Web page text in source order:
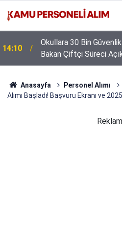
14:10
Okullara 30 Bin
Bakan Çiftçi Süreci
Çevrildi
Anasayfa Personel Alımı
Alımı Başladı! Başvuru Ekranı ve
Reklam